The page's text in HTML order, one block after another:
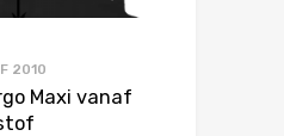
2010
Maxi vanaf